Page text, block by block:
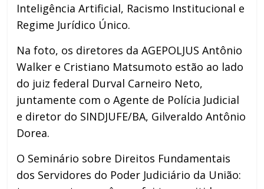
Inteligência Artificial, Racismo Institucional e
Regime Jurídico Único.
Na foto, os diretores da AGEPOLJUS Antônio
Walker e Cristiano Matsumoto estão ao lado
do juiz federal Durval Carneiro Neto,
juntamente com o Agente de Polícia Judicial
e diretor do SINDJUFE/BA, Gilveraldo Antônio
Dorea.
O Seminário sobre Direitos Fundamentais
dos Servidores do Poder Judiciário da União: